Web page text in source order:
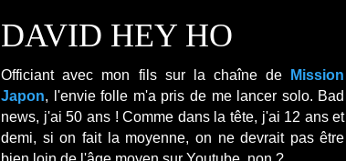
DAVID HEY HO
Officiant avec mon fils sur la chaîne de
Mission
Japon, l'envie folle m'a pris de me lancer solo. Bad
news, j'ai 50 ans ! Comme dans la tête, j'ai 12 ans et
demi, si on fait la moyenne, on ne devrait pas être